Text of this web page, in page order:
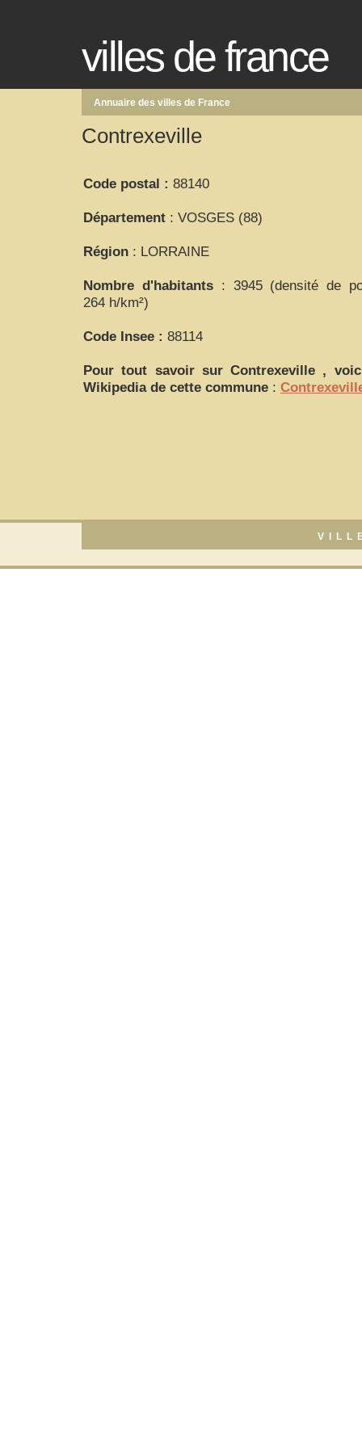
villes de france
Annuaire des villes de France
Contrexeville
Code postal : 88140
Département : VOSGES (88)
Région : LORRAINE
Nombre d'habitants: 3945 (densité de
264 h/km²)
Code Insee : 88114
Pour tout savoir sur Contrexeville ,
Wikipedia de cette commune :